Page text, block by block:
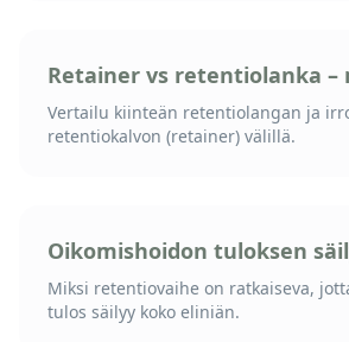
Retainer vs retentiolanka –
Vertailu kiinteän retentiolangan ja
retentiokalvon (retainer) välillä.
Oikomishoidon tuloksen
Miksi retentiovaihe on ratkaiseva,
tulos säilyy koko eliniän.